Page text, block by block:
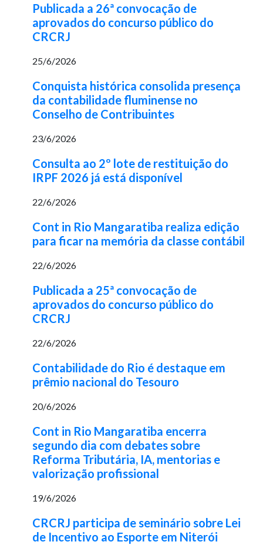
Publicada a 26ª convocação de
aprovados do concurso público do
CRCRJ
25/6/2026
Conquista histórica consolida presença
da contabilidade fluminense no
Conselho de Contribuintes
23/6/2026
Consulta ao 2º lote de restituição do
IRPF 2026 já está disponível
22/6/2026
Cont in Rio Mangaratiba realiza edição
para ficar na memória da classe contábil
22/6/2026
Publicada a 25ª convocação de
aprovados do concurso público do
CRCRJ
22/6/2026
Contabilidade do Rio é destaque em
prêmio nacional do Tesouro
20/6/2026
Cont in Rio Mangaratiba encerra
segundo dia com debates sobre
Reforma Tributária, IA, mentorias e
valorização profissional
19/6/2026
CRCRJ participa de seminário sobre Lei
de Incentivo ao Esporte em Niterói